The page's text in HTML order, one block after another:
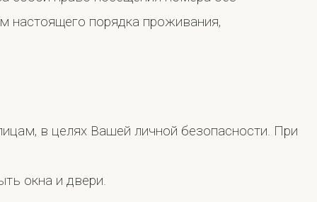
настоящего порядка проживания,
в целях Вашей личной безопасности. При
окна и двери.